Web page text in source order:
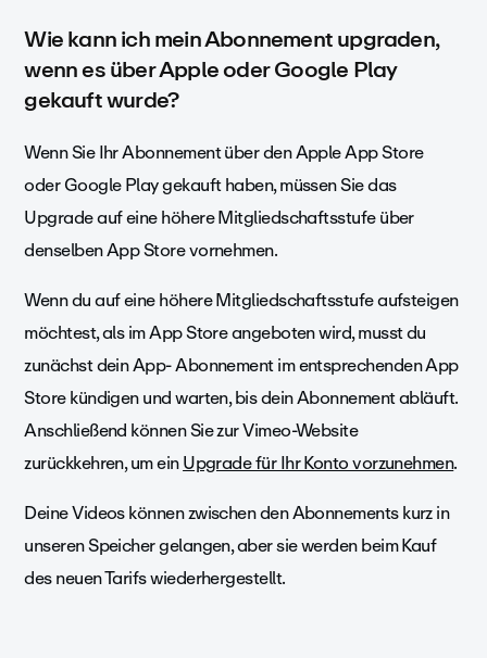
Wie kann ich mein Abonnement upgraden,
wenn es über Apple oder Google Play
gekauft wurde?
Wenn Sie Ihr Abonnement über den Apple App Store
oder Google Play gekauft haben, müssen Sie das
Upgrade auf eine höhere Mitgliedschaftsstufe über
denselben App Store vornehmen.
Wenn du auf eine höhere Mitgliedschaftsstufe aufsteigen
möchtest, als im App Store angeboten wird, musst du
zunächst dein App- Abonnement im entsprechenden App
Store kündigen und warten, bis dein Abonnement abläuft.
Anschließend können Sie zur Vimeo-Website
zurückkehren, um einUpgrade für Ihr Konto vorzunehmen.
Deine Videos können zwischen den Abonnements kurz in
unseren Speicher gelangen, aber sie werden beim Kauf
des neuen Tarifs wiederhergestellt.